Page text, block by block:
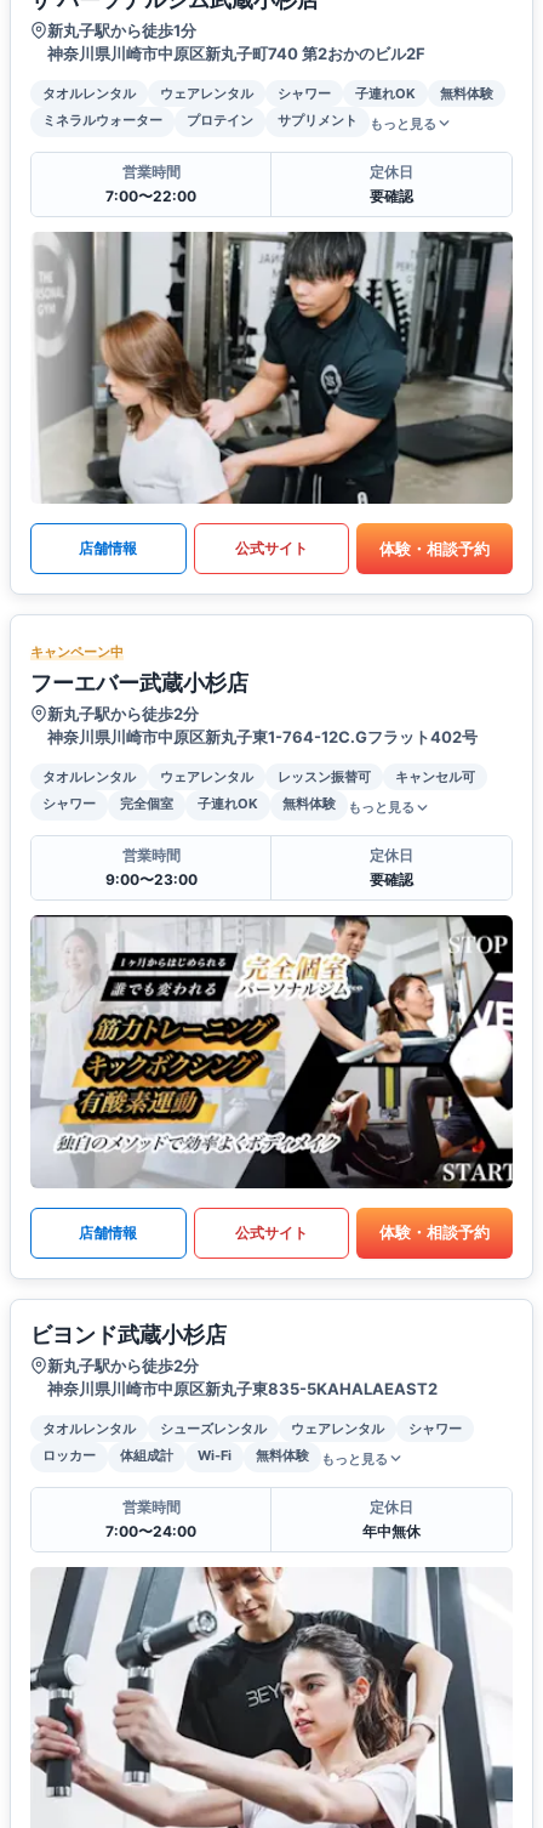
新丸子駅から徒歩1分
神奈川県川崎市中原区新丸子町740 第2おかのビル2F
タオルレンタル ウェアレンタル シャワー 子連れOK
無料体験
ミネラルウォーター
プロテイン サプリメント もっと見る
営業時間
7:00〜22:00
定休日
要確認
店舗情報 公式サイト 体験・相談予約
キャンペーン中
フーエバー武蔵小杉店
新丸子駅から徒歩2分
神奈川県川崎市中原区新丸子東1-764-12C.Gフラット402号
タオルレンタル ウェアレンタル レッスン振替可
キャンセル可
シャワー
完全個室 子連れOK 無料体験 もっと見る
営業時間
9:00〜23:00
定休日
要確認
店舗情報 公式サイト 体験・相談予約
ビヨンド武蔵小杉店
新丸子駅から徒歩2分
神奈川県川崎市中原区新丸子東835-5KAHALAEAST2
タオルレンタル シューズレンタル ウェアレンタル
シャワー
ロッカー
体組成計 Wi-Fi 無料体験 もっと見る
営業時間
7:00〜24:00
定休日
年中無休